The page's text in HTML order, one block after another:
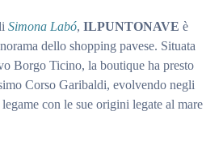
Simona Labó, ILPUNTONAVE è
dello shopping pavese. Situata
Borgo Ticino, la boutique ha presto
Corso Garibaldi, evolvendo negli
con le sue origini legate al mare